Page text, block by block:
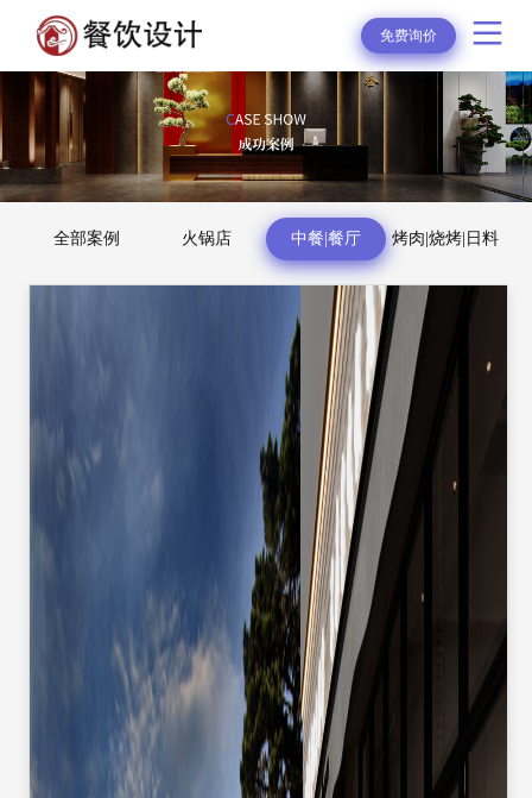
免费询价
全部案例 火锅店 中餐|餐厅 烤肉|烧烤|日料